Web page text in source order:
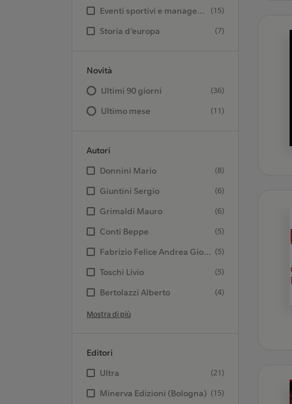
Eventi sportivi e management sportivo (15)
Storia d’europa (7)
Novità
Ultimi 90 giorni
(36)
Ultimo mese (11)
Autori
Donnini Mario
(8)
Giuntini Sergio (6)
Grimaldi Mauro (6)
Conti Beppe (5)
Fabrizio Felice Andrea Giorgio (5)
Toschi Livio (5)
Bertolazzi Alberto (4)
Mostra di più
Editori
Ultra
(21)
Minerva Edizioni (Bologna) (15)